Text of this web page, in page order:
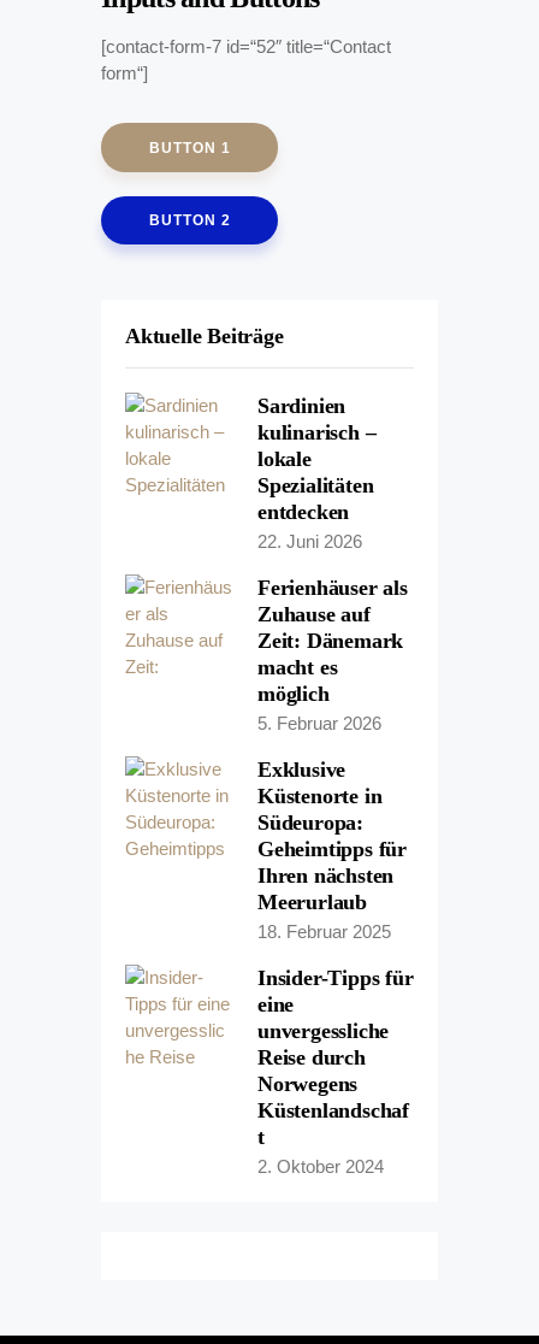
[contact-form-7 id=“52″ title=“Contact
form“]
BUTTON 1
BUTTON 2
Aktuelle Beiträge
Sardinien
kulinarisch –
lokale
Spezialitäten
entdecken
22. Juni 2026
Ferienhäuser als
Zuhause auf
Zeit: Dänemark
macht es
möglich
5. Februar 2026
Exklusive
Küstenorte in
Südeuropa:
Geheimtipps für
Ihren nächsten
Meerurlaub
18. Februar 2025
Insider-Tipps für
eine
unvergessliche
Reise durch
Norwegens
Küstenlandschaf
t
2. Oktober 2024